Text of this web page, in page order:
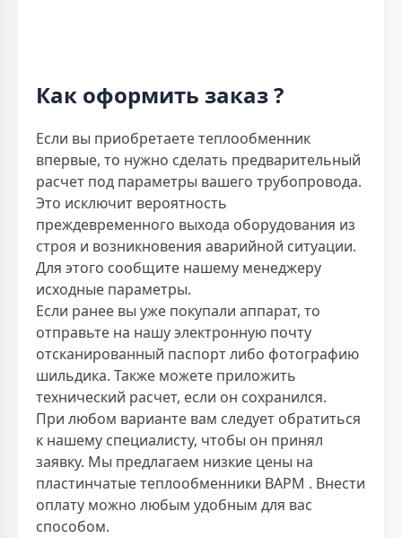
Как оформить заказ ?
Если вы приобретаете теплообменник
впервые, то нужно сделать предварительный
расчет под параметры вашего трубопровода.
Это исключит вероятность
преждевременного выхода оборудования из
строя и возникновения аварийной ситуации.
Для этого сообщите нашему менеджеру
исходные параметры.
Если ранее вы уже покупали аппарат, то
отправьте на нашу электронную почту
отсканированный паспорт либо фотографию
шильдика. Также можете приложить
технический расчет, если он сохранился.
При любом варианте вам следует обратиться
к нашему специалисту, чтобы он принял
заявку. Мы предлагаем низкие цены на
пластинчатые теплообменники ВАРМ . Внести
оплату можно любым удобным для вас
способом.